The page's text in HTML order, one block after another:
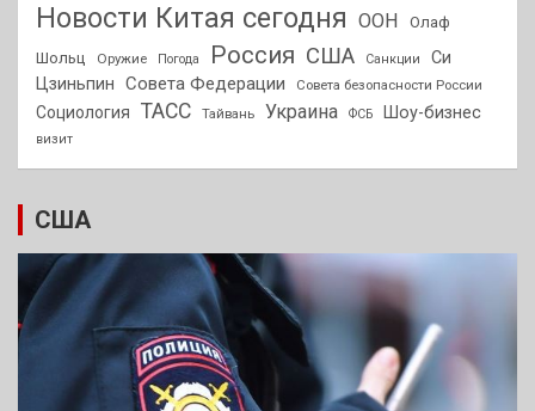
Новости Китая сегодня ООН
Олаф
Шольц
Оружие Погода Россия США Санкции
Си
Цзиньпин Совета Федерации Совета безопасности России
Социология ТАСС Тайвань Украина ФСБ Шоу-бизнес
визит
США